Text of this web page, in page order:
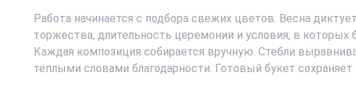
Работа начинается с подбора свежих цветов. Весна
торжества, длительность церемонии и условия, в которых
Каждая композиция собирается вручную. Стебли
тёплыми словами благодарности. Готовый букет